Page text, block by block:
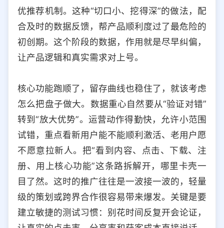
优推荐机制。这种“切口小、挖得深”的做法，配
合及时的数据反馈，帮产品顺利度过了最危险的
初创期。这个阶段的数据，作用就是尽早纠偏，
让产品逻辑和真实需求对上号。
核心功能跑顺了，留存曲线也稳住了，就该考虑
怎么把盘子做大。数据重心自然要从“验证对错”
转到“放大优势”。运营动作得勤快，允许小范围
试错，重点看新用户能不能顺利激活、老用户愿
不愿意拉新人。把“看到内容、点击、下载、注
册、用上核心功能”这条路拆解开，哪里卡壳一
目了然。这时的推广往往是一波接一波的，轻量
级的策划或跨界合作很容易带来爆发。关键是要
建立敏捷的测试习惯：别花时间反复开会论证，